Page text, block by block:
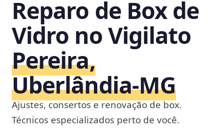
Reparo de Box de
Vidro no Vigilato
Pereira,
Uberlândia‑MG
Ajustes, consertos e renovação de box.
Técnicos especializados perto de você.